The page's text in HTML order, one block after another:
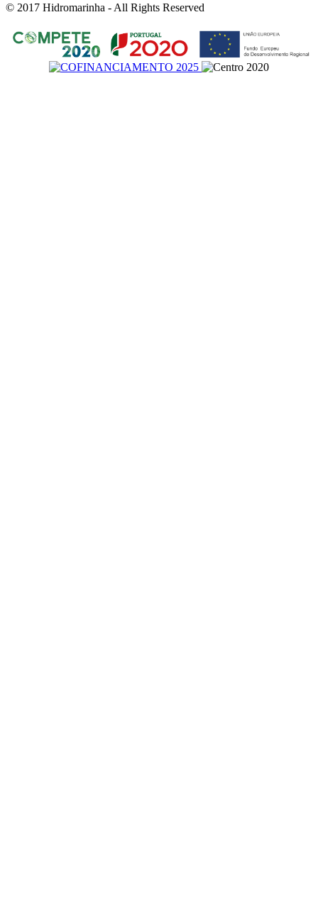
© 2017 Hidromarinha - All Rights Reserved